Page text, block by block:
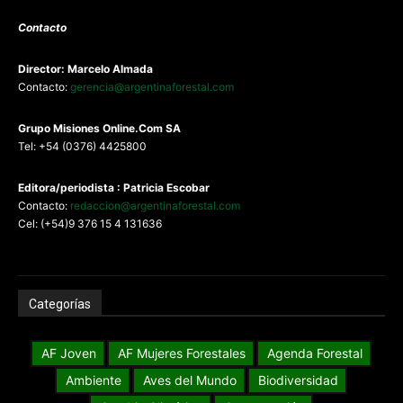
Contacto
Director: Marcelo Almada
Contacto: gerencia@argentinaforestal.com
Grupo Misiones Online.Com SA
Tel: +54 (0376) 4425800
Editora/periodista : Patricia Escobar
Contacto: redaccion@argentinaforestal.com
Cel: (+54)9 376 15 4 131636
Categorías
AF Joven AF Mujeres Forestales
Agenda Forestal
Ambiente
Aves del Mundo
Biodiversidad